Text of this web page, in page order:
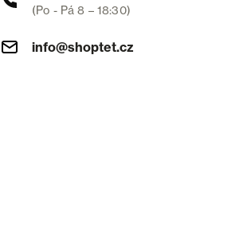
(Po - Pá 8 – 18:30)
info@shoptet.cz